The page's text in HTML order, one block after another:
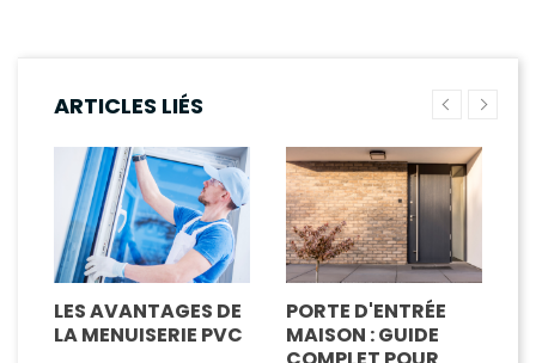
ARTICLES LIÉS
LES AVANTAGES DE
LA MENUISERIE PVC
PORTE D'ENTRÉE
MAISON : GUIDE